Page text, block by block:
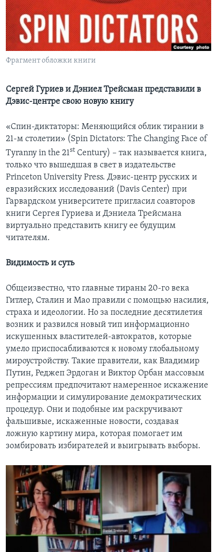
Learning English
СОЦИАЛЬНЫЕ СЕТИ
Языки
Фрагмент обложки книги
Сергей Гуриев и Дэниел Трейсман представили в
Дэвис-центре свою новую книгу
«Спин-диктаторы: Меняющийся облик тирании в
21-м столетии» (Spin Dictators: The Changing Face of
Tyranny in the 21st Century) – так называется книга,
только что вышедшая в свет в издательстве
Princeton University Press. Дэвис-центр русских и
евразийских исследований (Davis Center) при
Гарвардском университете пригласил соавторов
книги Сергея Гуриева и Дэниела Трейсмана
виртуально представить книгу ее будущим
читателям.
Видимость и суть
Общеизвестно, что главные тираны 20-го века
Гитлер, Сталин и Мао правили с помощью насилия,
страха и идеологии. Но за последние десятилетия
возник и развился новый тип информационно
искушенных властителей-автократов, которые
умело приспосабливаются к новому глобальному
мироустройству. Такие правители, как Владимир
Путин, Реджеп Эрдоган и Виктор Орбан массовым
репрессиям предпочитают намеренное искажение
информации и симулирование демократических
процедур. Они и подобные им раскручивают
фальшивые, искаженные новости, создавая
ложную картину мира, которая помогает им
зомбировать избирателей и выигрывать выборы.